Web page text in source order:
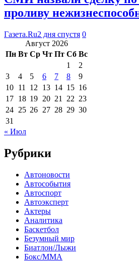
проливу
Газета.Ru2 дня спустя 0
Август 2026
Пн Вт Ср Чт Пт Сб Вс
1
2
3
4 5 6 7 8
9
10 11 12 13 14 15 16
17 18 19 20 21 22 23
24 25 26 27 28 29 30
31
« Июл
Рубрики
Автоновости
Автособытия
Автоспорт
Автоэксперт
Актеры
Аналитика
Баскетбол
Безумный мир
Биатлон/Лыжи
Бокс/MMA